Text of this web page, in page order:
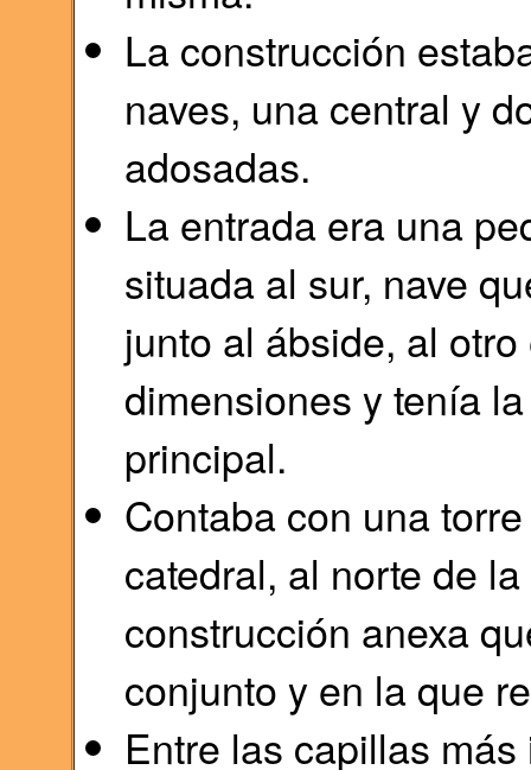
La construcción
naves, una central y
adosadas.
La entrada era una
situada al sur, nave
junto al ábside, al
dimensiones y tenía
principal.
Contaba con una
catedral, al norte de
construcción anexa
conjunto y en la que
Entre las capillas